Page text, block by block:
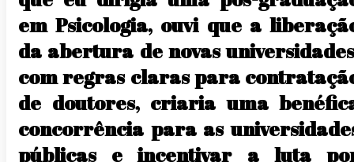
em Psicologia, ouvi que a
da abertura de novas
com regras claras para
de doutores, criaria uma
concorrência para as
públicas e incentivar a luta